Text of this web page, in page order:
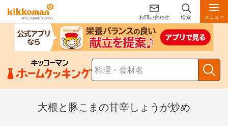
お問い合わせ 検索 メニュー
大根と豚こまの甘辛しょうが炒め